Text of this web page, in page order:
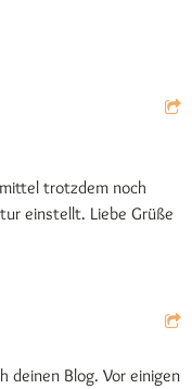
trotzdem noch
einstellt. Liebe Grüße
deinen Blog. Vor einigen